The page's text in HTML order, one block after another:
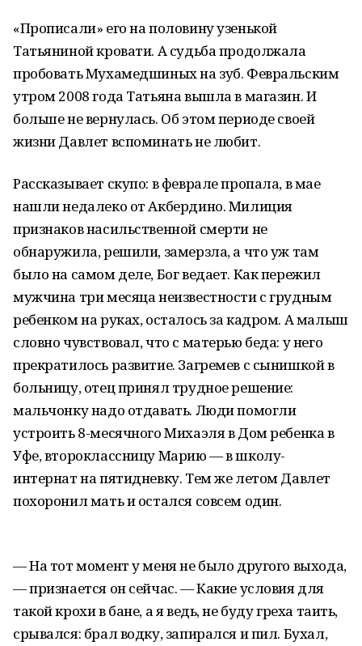
«Прописали» его на половину узенькой
Татьяниной кровати. А судьба продолжала
пробовать Мухамедшиных на зуб. Февральским
утром 2008 года Татьяна вышла в магазин. И
больше не вернулась. Об этом периоде своей
жизни Давлет вспоминать не любит.
Рассказывает скупо: в феврале пропала, в мае
нашли недалеко от Акбердино. Милиция
признаков насильственной смерти не
обнаружила, решили, замерзла, а что уж там
было на самом деле, Бог ведает. Как пережил
мужчина три месяца неизвестности с грудным
ребенком на руках, осталось за кадром. А малыш
словно чувствовал, что с матерью беда: у него
прекратилось развитие. Загремев с сынишкой в
больницу, отец принял трудное решение:
мальчонку надо отдавать. Люди помогли
устроить 8-месячного Михаэля в Дом ребенка в
Уфе, второклассницу Марию — в школу-
интернат на пятидневку. Тем же летом Давлет
похоронил мать и остался совсем один.
— На тот момент у меня не было другого выхода,
— признается он сейчас. — Какие условия для
такой крохи в бане, а я ведь, не буду греха таить,
срывался: брал водку, запирался и пил. Бухал,